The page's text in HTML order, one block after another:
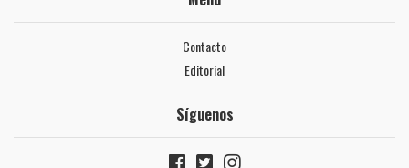
Contacto
Editorial
Síguenos